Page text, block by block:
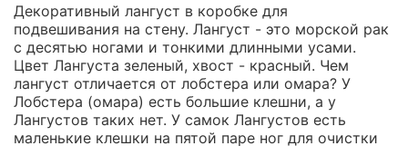
Декоративный лангуст в коробке для
подвешивания на стену. Лангуст - это морской рак
с десятью ногами и тонкими длинными усами.
Цвет Лангуста зеленый, хвост - красный. Чем
лангуст отличается от лобстера или омара? У
Лобстера (омара) есть большие клешни, а у
Лангустов таких нет. У самок Лангустов есть
маленькие клешки на пятой паре ног для очистки